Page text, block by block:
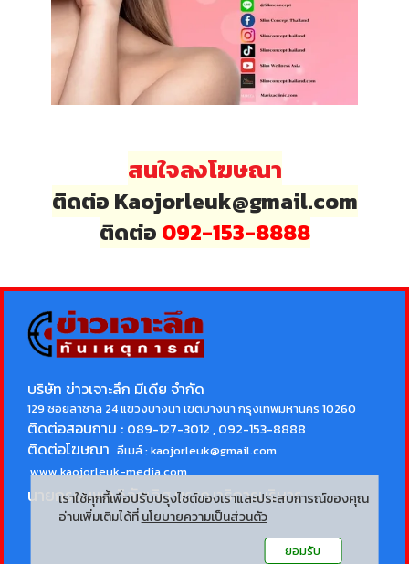
สนใจลงโฆษณา
ติดต่อ Kaojorleuk@gmail.com
ติดต่อ 092-153-8888
บริษัท ข่าวเจาะลึก มีเดีย จำกัด
129 ซอยลาซาล 24 แขวงบางนา เขตบางนา กรุงเทพมหานคร 10260
ติดต่อสอบถาม : 089-127-3012 , 092-153-8888
ติดต่อโฆษณา อีเมล์ :kaojorleuk@gmail.com
www.kaojorleuk-media.com
นายกรธนพล วิลัยเลิศบรรณาธิการบริหาร
เราใช้คุกกี้เพื่อปรับปรุงไซต์ของเราและประสบการณ์ของคุณ
อ่านเพิ่มเติมได้ที่ นโยบายความเป็นส่วนตัว
ยอมรับ